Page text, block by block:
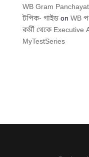
WB Gram
টপিক- গাইডon WB
কর্মী থেকে Executive
MyTestSeries